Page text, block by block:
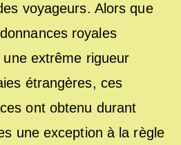
voyageurs. Alors que
royales
extrême rigueur
étrangères, ces
ont obtenu durant
une exception à la règle